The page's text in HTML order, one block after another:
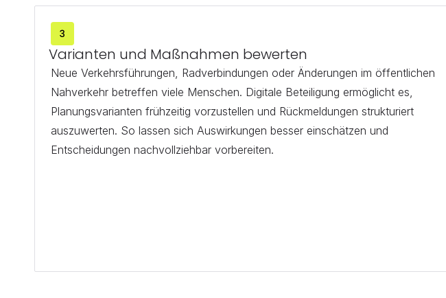
Varianten und Maßnahmen bewerten
Neue Verkehrsführungen, Radverbindungen oder Änderungen im öffentlichen
Nahverkehr betreffen viele Menschen. Digitale Beteiligung ermöglicht es,
Planungsvarianten frühzeitig vorzustellen und Rückmeldungen strukturiert
auszuwerten. So lassen sich Auswirkungen besser einschätzen und
Entscheidungen nachvollziehbar vorbereiten.